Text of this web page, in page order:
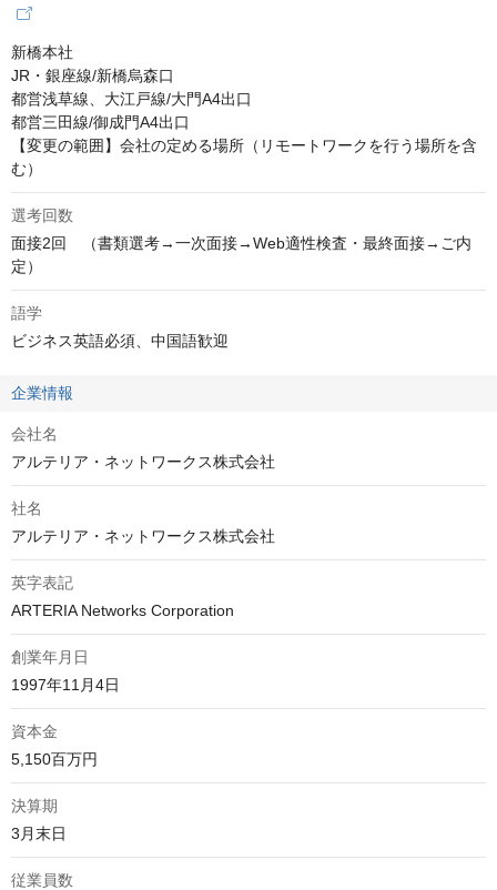
新橋本社
JR・銀座線/新橋烏森口
都営浅草線、大江戸線/大門A4出口
都営三田線/御成門A4出口
【変更の範囲】会社の定める場所（リモートワークを行う場所を含
む）
選考回数
面接2回　（書類選考→一次面接→Web適性検査・最終面接→ご内
定）
語学
ビジネス英語必須、中国語歓迎
企業情報
会社名
アルテリア・ネットワークス株式会社
社名
アルテリア・ネットワークス株式会社
英字表記
ARTERIA Networks Corporation
創業年月日
1997年11月4日
資本金
5,150百万円
決算期
3月末日
従業員数